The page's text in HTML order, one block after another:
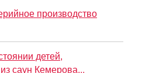
производство
детей,
саун Кемерова...